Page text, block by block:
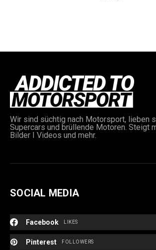
Wir sind süchtig nach Motorsport, lieben
Supercars und brüllende Motoren. Steigt
Bilder I Videos und mehr.
SOCIAL MEDIA
Facebook LIKES
Pinterest FOLLOWERS